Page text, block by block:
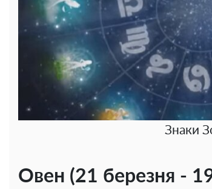
Знаки
Овен (21 березня - 19